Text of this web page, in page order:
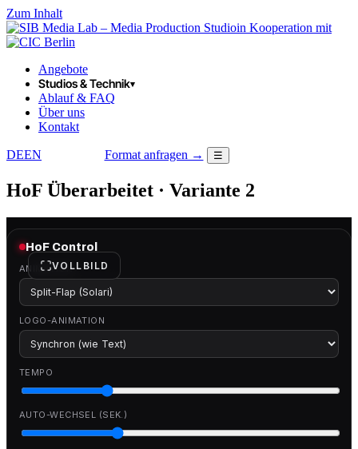
Zum Inhalt
in Kooperation mit
Angebote
Studios & Technik▾
Ablauf & FAQ
Über uns
Kontakt
DEEN Format anfragen → ☰
HoF Überarbeitet · Variante 2
VOLLBILD
HoF Control
ANIMATION
LOGO-ANIMATION
TEMPO
AUTO-WECHSEL (SEK.)